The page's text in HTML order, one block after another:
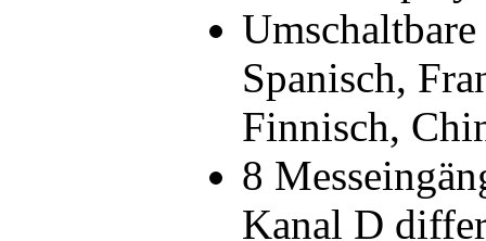
Spanisch,
Finnisch,
8
Kanal D